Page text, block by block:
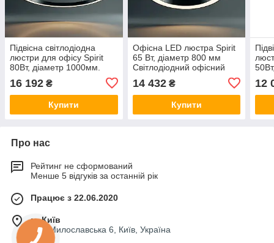
Підвісна світлодіодна
люстри для офісу Spirit
80Вт, діаметр 1000мм.
Освітлення для магазину,
бару, кафе
16 192 ₴
Купити
Офісна LED люстра Spirit
65 Вт, діаметр 800 мм
Світлодіодний офісний
світильник кільце, офісне
освітлення
14 432₴
Купити
12
Про нас
Рейтинг не сформований
Менше 5 відгуків за останній рік
Працює з 22.06.2020
м. Київ
вул. Милославська 6, Київ, Україна